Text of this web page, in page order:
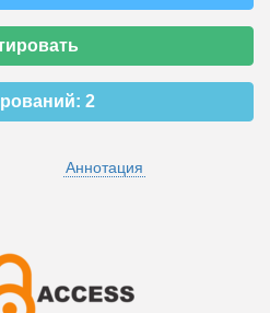
2
Аннотация